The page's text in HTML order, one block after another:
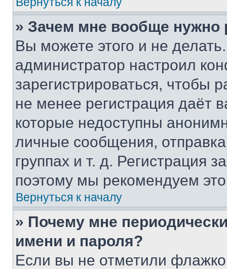
» Зачем мне вообще нужно
Вы можете этого и не
администратор настроил
зарегистрироваться, чтобы
не менее регистрация даёт
которые недоступны
личные сообщения,
группах и т. д. Регистрация
поэтому мы рекомендуем
Вернуться к началу
» Почему мне
имени и пароля?
Если вы не отметили